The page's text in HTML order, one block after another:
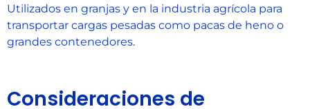
Utilizados en granjas y en la industria agrícola para
transportar cargas pesadas como pacas de heno o
grandes contenedores.
Consideraciones de